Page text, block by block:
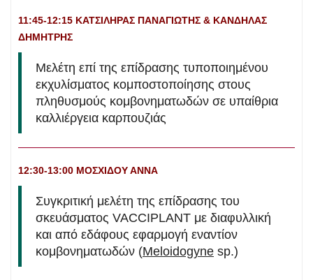
11:45-12:15 ΚΑΤΣΙΛΗΡΑΣ ΠΑΝΑΓΙΩΤΗΣ & ΚΑΝΔΗΛΑΣ
ΔΗΜΗΤΡΗΣ
Μελέτη επί της επίδρασης τυποποιημένου
εκχυλίσματος κομποστοποίησης στους
πληθυσμούς κομβονηματωδών σε υπαίθρια
καλλιέργεια καρπουζιάς
12:30-13:00 ΜΟΣΧΙΔΟΥ ΑΝΝΑ
Συγκριτική μελέτη της επίδρασης του
σκευάσματος VACCIPLANT με διαφυλλική
και από εδάφους εφαρμογή εναντίον
κομβονηματωδών (Meloidogyne sp.)